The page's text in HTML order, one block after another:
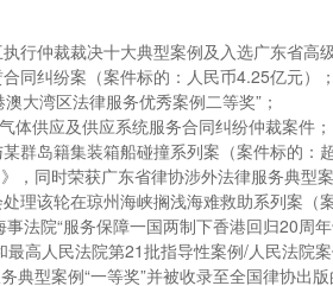
行仲裁裁决十大典型案例及入选广东省高
同纠纷案（案件标的：人民币4.25亿元
大湾区法律服务优秀案例二等奖”；
体供应及供应系统服务合同纠纷仲裁案件；
群岛籍集装箱船碰撞系列案（案件标的
，同时荣获广东省律协涉外法律服务典型
理该轮在琼州海峡搁浅海难救助系列案
法院“服务保障一国两制下香港回归20周
高人民法院第21批指导性案例/人民法院
典型案例“一等奖”并被收录至全国律协出